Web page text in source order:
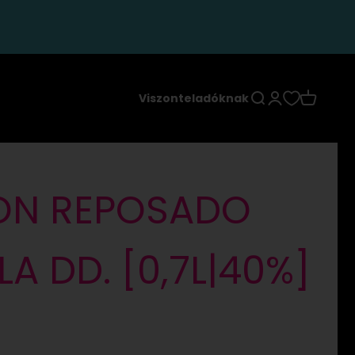
Viszonteladóknak Keresés
Bejelentkezés
Kosár
REPOSADO
DD. [0,7L|40%]